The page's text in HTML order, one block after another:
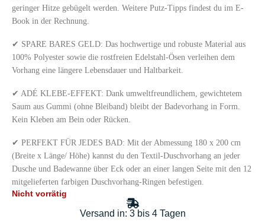
geringer Hitze gebügelt werden. Weitere Putz-Tipps findest du im E-
Book in der Rechnung.
✔ SPARE BARES GELD: Das hochwertige und robuste Material aus
100% Polyester sowie die rostfreien Edelstahl-Ösen verleihen dem
Vorhang eine längere Lebensdauer und Haltbarkeit.
✔ ADÉ KLEBE-EFFEKT: Dank umweltfreundlichem, gewichtetem
Saum aus Gummi (ohne Bleiband) bleibt der Badevorhang in Form.
Kein Kleben am Bein oder Rücken.
✔ PERFEKT FÜR JEDES BAD: Mit der Abmessung 180 x 200 cm
(Breite x Länge/ Höhe) kannst du den Textil-Duschvorhang an jeder
Dusche und Badewanne über Eck oder an einer langen Seite mit den 12
mitgelieferten farbigen Duschvorhang-Ringen befestigen.
Nicht vorrätig
Versand in: 3 bis 4 Tagen